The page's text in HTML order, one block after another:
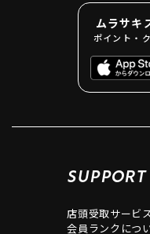
ムラサキ
ポイント・
SUPPORT
店頭受取サービ
会員ランクにつ